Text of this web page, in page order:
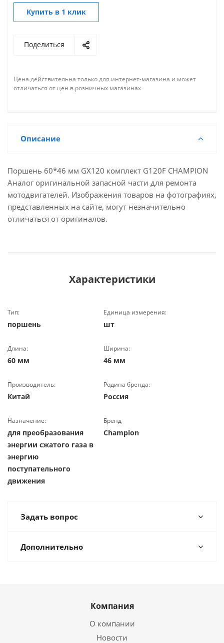
Купить в 1 клик
Поделиться
Цена действительна только для интернет-магазина и может
отличаться от цен в розничных магазинах
Описание
Поршень 60*46 мм GX120 комплект G120F CHAMPION
Аналог оригинальной запасной части для ремонта
мотодвигателей. Изображения товаров на фотографиях,
представленных на сайте, могут незначительно
отличаться от оригиналов.
Характеристики
Тип:
поршень
Единица измерения:
шт
Длина:
60 мм
Ширина:
46 мм
Производитель:
Китай
Родина бренда:
Россия
Назначение:
для преобразования
энергии сжатого газа в
энергию
поступательного
движения
Бренд
Champion
Задать вопрос
Дополнительно
Компания
О компании
Новости